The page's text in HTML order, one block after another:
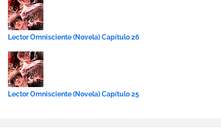
Lector Omnisciente (Novela) Capítulo 26
Lector Omnisciente (Novela) Capítulo 25